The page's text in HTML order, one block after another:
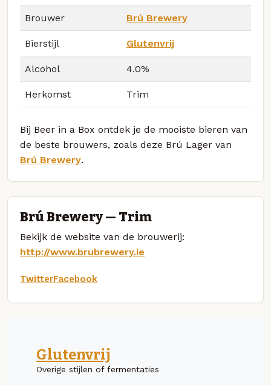
Brouwer Brú Brewery
Bierstijl Glutenvrij
Alcohol 4.0%
Herkomst Trim
Bij Beer in a Box ontdek je de mooiste bieren van
de beste brouwers, zoals deze Brú Lager van
Brú Brewery.
Brú Brewery — Trim
Bekijk de website van de brouwerij:
http://www.brubrewery.ie
TwitterFacebook
Glutenvrij
Overige stijlen of fermentaties